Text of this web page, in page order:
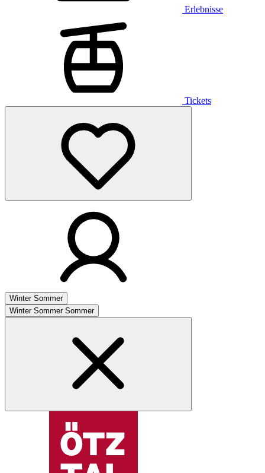
Erlebnisse
Tickets
Winter Sommer
Winter Sommer Sommer